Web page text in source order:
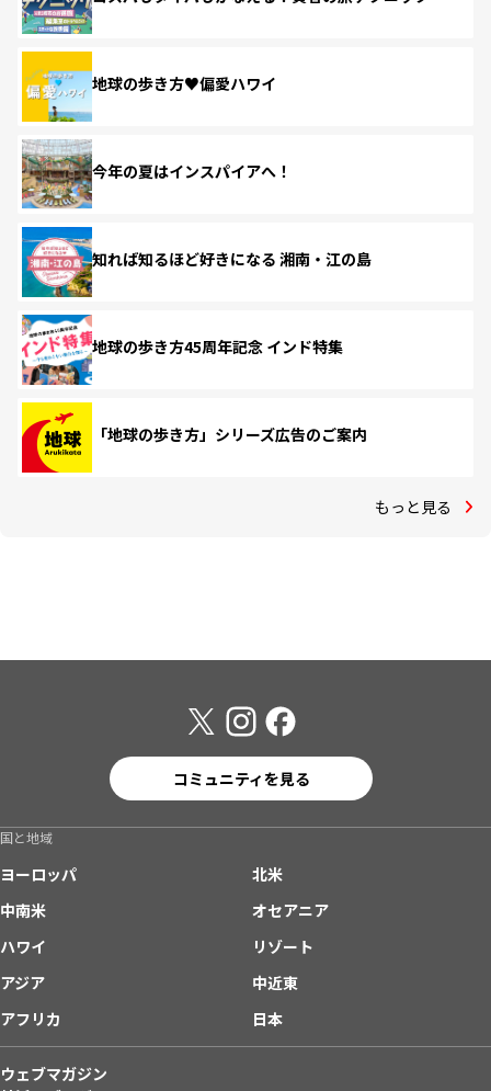
地球の歩き方♥偏愛ハワイ
今年の夏はインスパイアへ！
知れば知るほど好きになる 湘南・江の島
地球の歩き方45周年記念 インド特集
「地球の歩き方」シリーズ広告のご案内
もっと見る
コミュニティを見る
国と地域
ヨーロッパ
北米
中南米
オセアニア
ハワイ
リゾート
アジア
中近東
アフリカ
日本
ウェブマガジン